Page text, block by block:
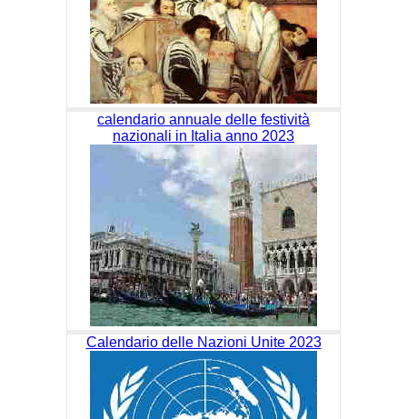
calendario annuale delle festività
nazionali in Italia anno 2023
Calendario delle Nazioni Unite 2023